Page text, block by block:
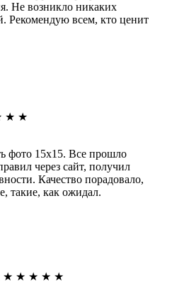
Не возникло никаких
Рекомендую всем, кто ценит
★ ★
фото 15х15. Все прошло
через сайт, получил
Качество порадовало,
такие, как ожидал.
★ ★ ★ ★ ★